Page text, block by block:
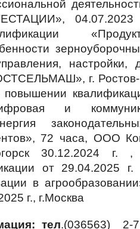
настройки,
г. Ростов-
повышении
и
72 часа, ООО
30.12.2024 г. ,
от 29.04.2025 г.
в
г., г.Москва
тел.(036563) 2-